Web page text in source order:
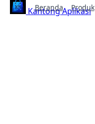
Kantong Aplikasi
Beranda Produk